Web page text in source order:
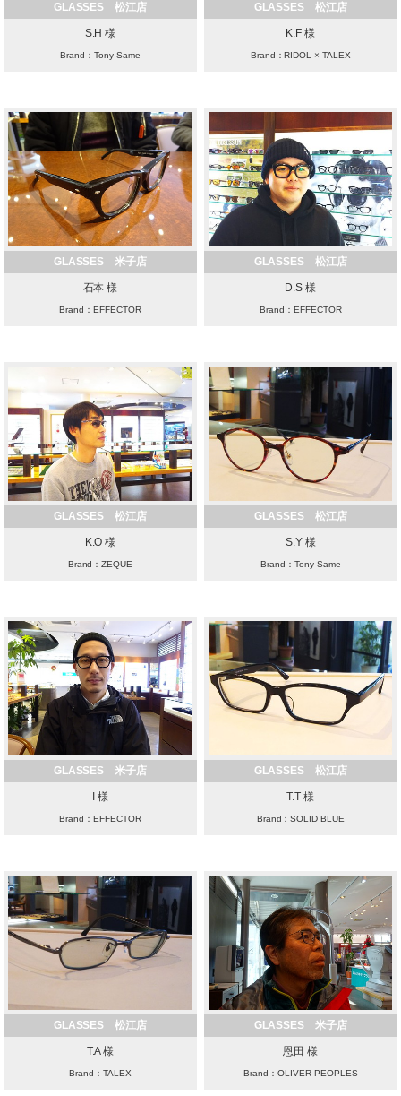
GLASSES 松江店
S.H 様
Brand：Tony Same
GLASSES 松江店
K.F 様
Brand：RIDOL × TALEX
GLASSES 米子店
石本 様
Brand：EFFECTOR
GLASSES 松江店
D.S 様
Brand：EFFECTOR
GLASSES 松江店
K.O 様
Brand：ZEQUE
GLASSES 松江店
S.Y 様
Brand：Tony Same
GLASSES 米子店
I 様
Brand：EFFECTOR
GLASSES 松江店
T.T 様
Brand：SOLID BLUE
GLASSES 松江店
T.A 様
Brand：TALEX
GLASSES 米子店
恩田 様
Brand：OLIVER PEOPLES